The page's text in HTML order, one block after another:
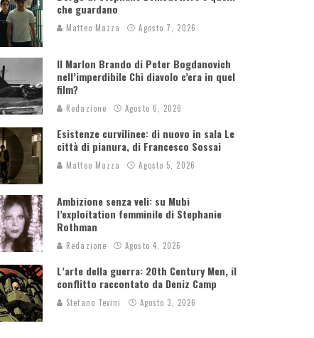
che guardano
Matteo Mazza Agosto 7, 2026
Il Marlon Brando di Peter Bogdanovich
nell’imperdibile Chi diavolo c’era in quel
film?
Redazione Agosto 6, 2026
Esistenze curvilinee: di nuovo in sala Le
città di pianura, di Francesco Sossai
Matteo Mazza Agosto 5, 2026
Ambizione senza veli: su Mubi
l’exploitation femminile di Stephanie
Rothman
Redazione Agosto 4, 2026
L’arte della guerra: 20th Century Men, il
conflitto raccontato da Deniz Camp
Stefano Tevini Agosto 3, 2026